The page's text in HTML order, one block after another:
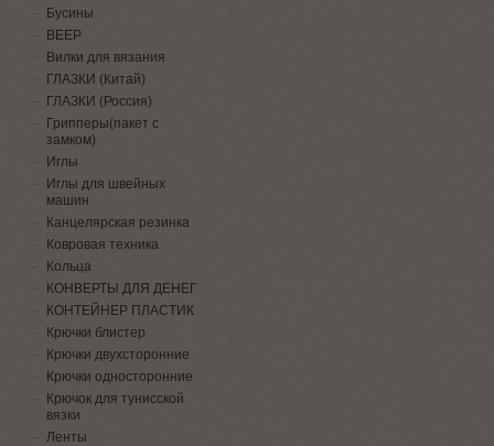
Бусины
ВЕЕР
Вилки для вязания
ГЛАЗКИ (Китай)
ГЛАЗКИ (Россия)
Грипперы(пакет с
замком)
Иглы
Иглы для швейных
машин
Канцелярская резинка
Ковровая техника
Кольца
КОНВЕРТЫ ДЛЯ ДЕНЕГ
КОНТЕЙНЕР ПЛАСТИК
Крючки блистер
Крючки двухсторонние
Крючки односторонние
Крючок для тунисской
вязки
Ленты